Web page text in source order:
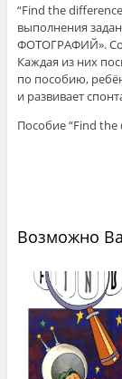
“Find the
выполнения
ФОТОГРАФИЙ».
Каждая из них
по пособию,
и развивает
Пособие “Find
Возможно